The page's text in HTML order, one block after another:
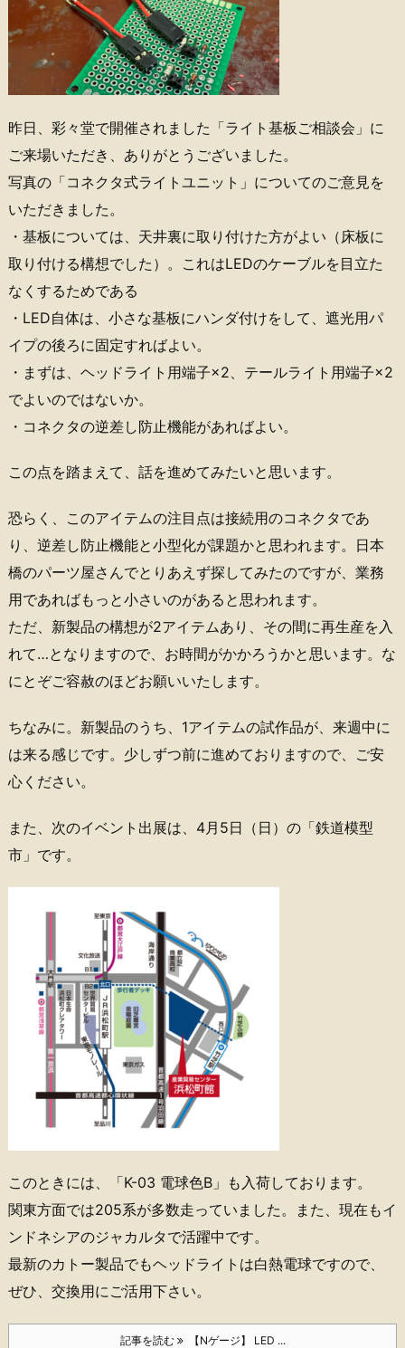
昨日、彩々堂で開催されました「ライト基板ご相談会」に
ご来場いただき、ありがとうございました。
写真の「コネクタ式ライトユニット」についてのご意見を
いただきました。
・基板については、天井裏に取り付けた方がよい（床板に
取り付ける構想でした）。これはLEDのケーブルを目立た
なくするためである
・LED自体は、小さな基板にハンダ付けをして、遮光用パ
イプの後ろに固定すればよい。
・まずは、ヘッドライト用端子×2、テールライト用端子×2
でよいのではないか。
・コネクタの逆差し防止機能があればよい。
この点を踏まえて、話を進めてみたいと思います。
恐らく、このアイテムの注目点は接続用のコネクタであ
り、逆差し防止機能と小型化が課題かと思われます。日本
橋のパーツ屋さんでとりあえず探してみたのですが、業務
用であればもっと小さいのがあると思われます。
ただ、新製品の構想が2アイテムあり、その間に再生産を入
れて…となりますので、お時間がかかろうかと思います。な
にとぞご容赦のほどお願いいたします。
ちなみに。新製品のうち、1アイテムの試作品が、来週中に
は来る感じです。少しずつ前に進めておりますので、ご安
心ください。
また、次のイベント出展は、4月5日（日）の「鉄道模型
市」です。
このときには、「K-03 電球色B」も入荷しております。
関東方面では205系が多数走っていました。また、現在もイ
ンドネシアのジャカルタで活躍中です。
最新のカトー製品でもヘッドライトは白熱電球ですので、
ぜひ、交換用にご活用下さい。
記事を読む 【Nゲージ】 LED ...